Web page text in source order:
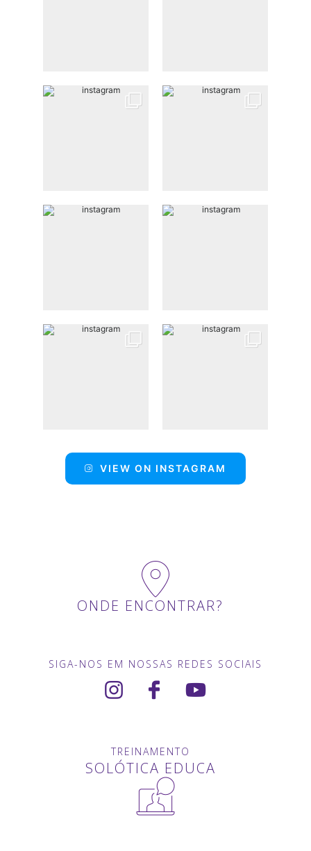
VIEW ON INSTAGRAM
ONDE ENCONTRAR?
SIGA-NOS EM NOSSAS REDES SOCIAIS
TREINAMENTO
SOLÓTICA EDUCA